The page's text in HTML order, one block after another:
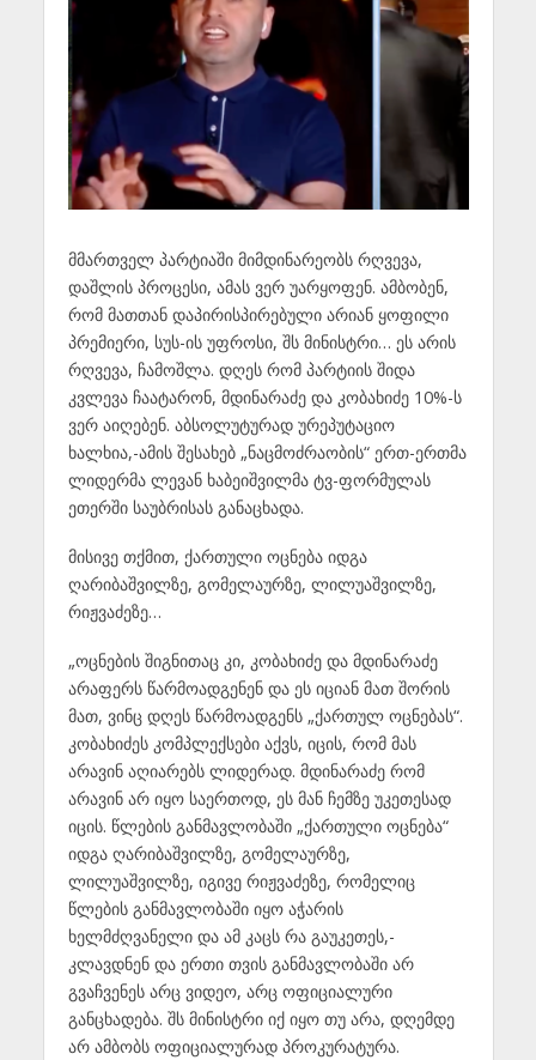
მმართველ პარტიაში მიმდინარეობს რღვევა,
დაშლის პროცესი, ამას ვერ უარყოფენ. ამბობენ,
რომ მათთან დაპირისპირებული არიან ყოფილი
პრემიერი, სუს-ის უფროსი, შს მინისტრი… ეს არის
რღვევა, ჩამოშლა. დღეს რომ პარტიის შიდა
კვლევა ჩაატარონ, მდინარაძე და კობახიძე 10%-ს
ვერ აიღებენ. აბსოლუტურად ურეპუტაციო
ხალხია,-ამის შესახებ „ნაცმოძრაობის“ ერთ-ერთმა
ლიდერმა ლევან ხაბეიშვილმა ტვ-ფორმულას
ეთერში საუბრისას განაცხადა.
მისივე თქმით, ქართული ოცნება იდგა
ღარიბაშვილზე, გომელაურზე, ლილუაშვილზე,
რიჟვაძეზე…
„ოცნების შიგნითაც კი, კობახიძე და მდინარაძე
არაფერს წარმოადგენენ და ეს იციან მათ შორის
მათ, ვინც დღეს წარმოადგენს „ქართულ ოცნებას“.
კობახიძეს კომპლექსები აქვს, იცის, რომ მას
არავინ აღიარებს ლიდერად. მდინარაძე რომ
არავინ არ იყო საერთოდ, ეს მან ჩემზე უკეთესად
იცის. წლების განმავლობაში „ქართული ოცნება“
იდგა ღარიბაშვილზე, გომელაურზე,
ლილუაშვილზე, იგივე რიჟვაძეზე, რომელიც
წლების განმავლობაში იყო აჭარის
ხელმძღვანელი და ამ კაცს რა გაუკეთეს,-
კლავდნენ და ერთი თვის განმავლობაში არ
გვაჩვენეს არც ვიდეო, არც ოფიციალური
განცხადება. შს მინისტრი იქ იყო თუ არა, დღემდე
არ ამბობს ოფიციალურად პროკურატურა.